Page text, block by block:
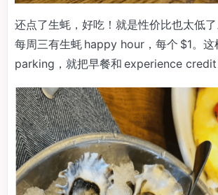
还点了生蚝，好吃！就是性价比也太低
每周三有生蚝 happy hour，每个 $1。
parking，就把早餐和 experience credit